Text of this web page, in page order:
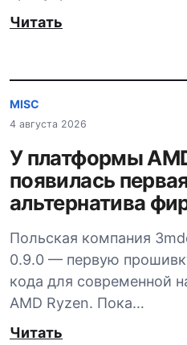
Читать
MISC
4 августа 2026
У платформы
появилась
альтернатива
Польская компания
0.9.0 — первую
кода для современной
AMD Ryzen. Пока…
Читать